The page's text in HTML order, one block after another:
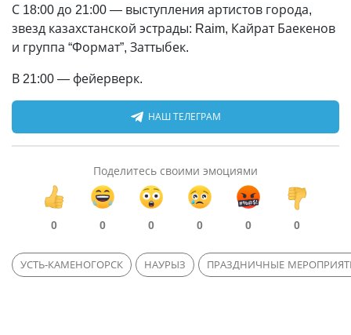
С 18:00 до 21:00 — выступления артистов города,
звезд казахстанской эстрады: Raim, Кайрат Баекенов
и группа “Формат”, Заттыбек.
В 21:00 — фейерверк.
НАШ ТЕЛЕГРАМ
Поделитесь своими эмоциями
0 0 0 0 0 0
УСТЬ-КАМЕНОГОРСК НАУРЫЗ ПРАЗДНИЧНЫЕ